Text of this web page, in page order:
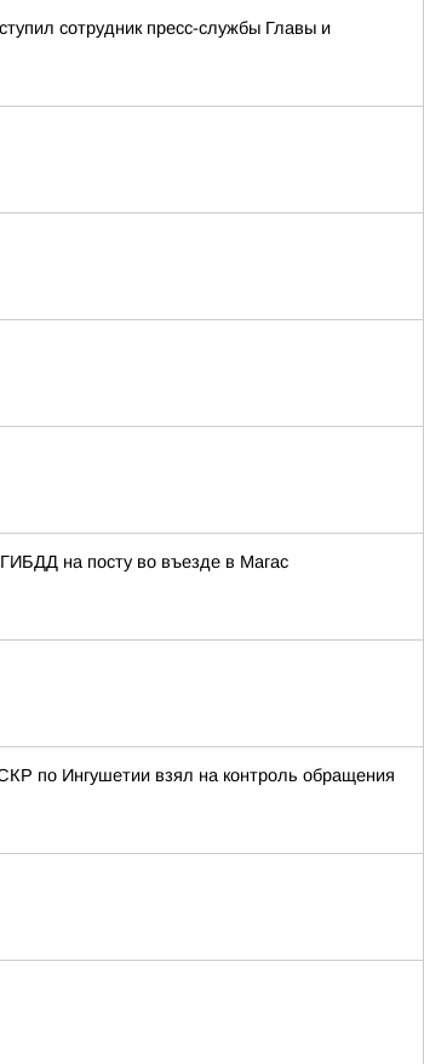
сотрудник пресс-службы Главы и
на посту во въезде в Магас
по Ингушетии взял на контроль обращения